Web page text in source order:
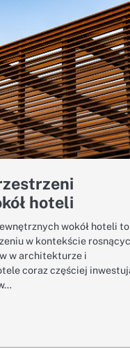
hoteli
wokół hoteli to
w kontekście
w architekturze i
coraz częściej